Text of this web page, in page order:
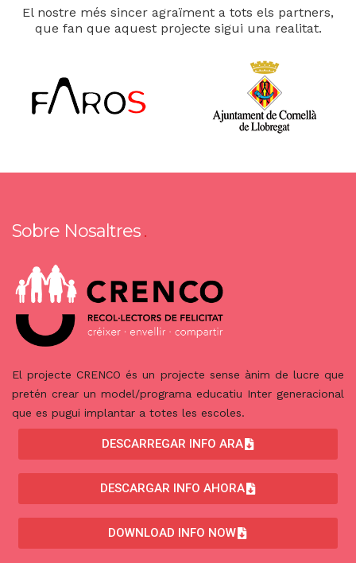
El nostre més sincer agraïment a tots els partners,
que fan que aquest projecte sigui una realitat.
Sobre Nosaltres
El projecte CRENCO és un projecte sense ànim de lucre que
pretén crear un model/programa educatiu Inter generacional
que es pugui implantar a totes les escoles.
DESCARREGAR INFO ARA
DESCARGAR INFO AHORA
DOWNLOAD INFO NOW